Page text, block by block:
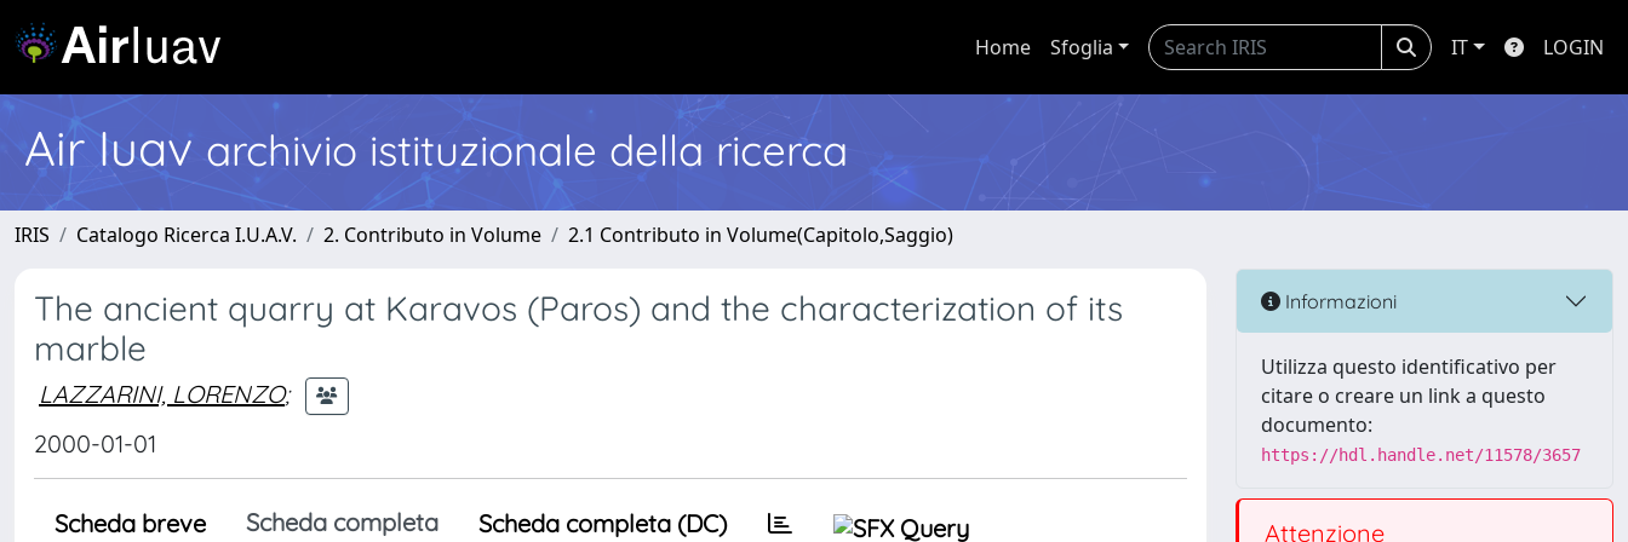
Home Sfoglia IT LOGIN
Air Iuav archivio istituzionale della ricerca
IRIS Catalogo Ricerca I.U.A.V. 2. Contributo in Volume 2.1 Contributo in Volume(Capitolo,Saggio)
The ancient quarry at Karavos (Paros) and the characterization of its
marble
LAZZARINI, LORENZO;
2000-01-01
Scheda breve Scheda completa Scheda completa (DC)
Informazioni
Utilizza questo identificativo per
citare o creare un link a questo
documento:
https://hdl.handle.net/11578/3657
Attenzione